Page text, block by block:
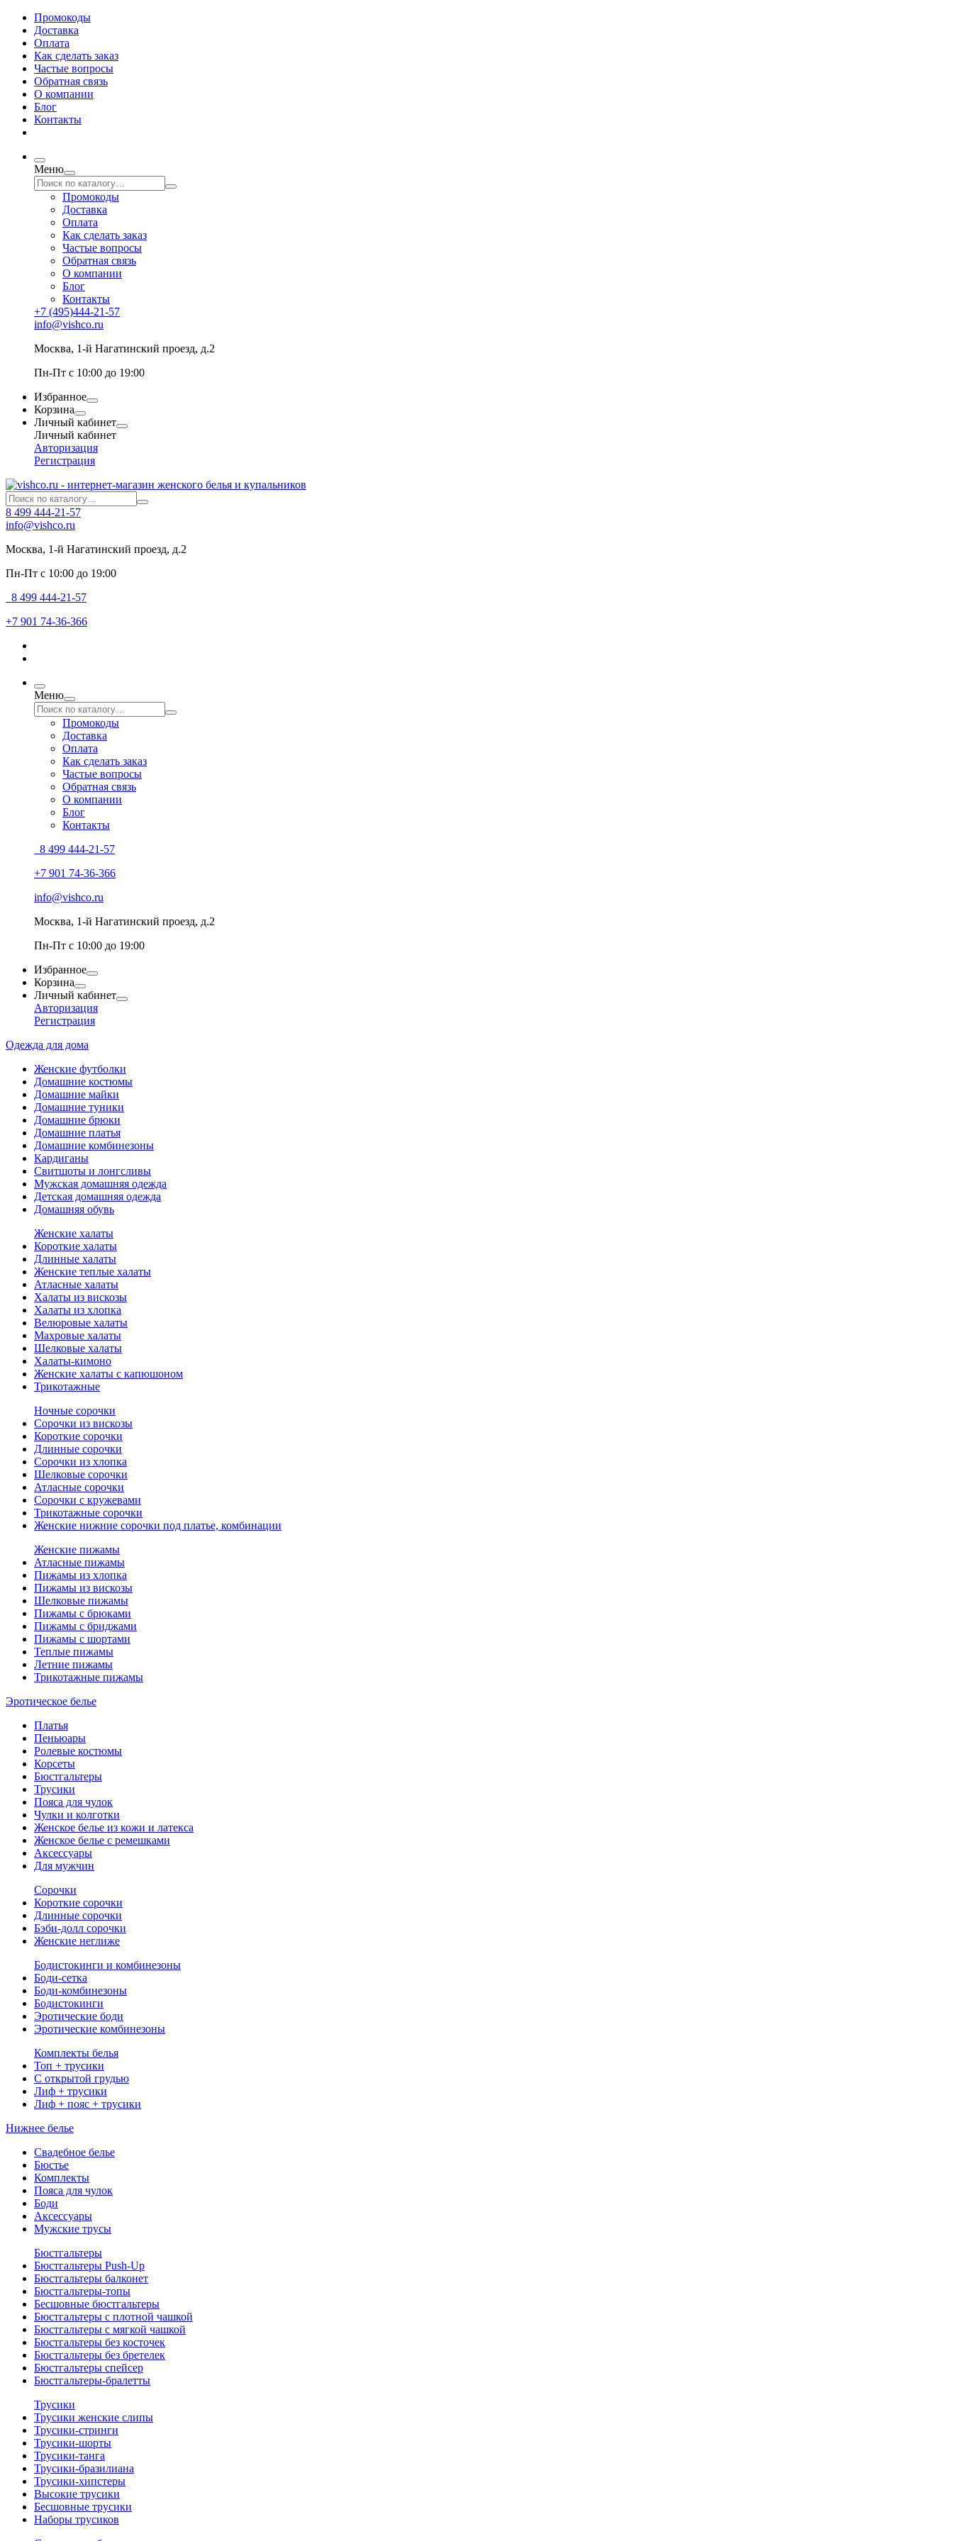
Промокоды
Доставка
Оплата
Как сделать заказ
Частые вопросы
Обратная связь
О компании
Блог
Контакты
Меню
Промокоды
Доставка
Оплата
Как сделать заказ
Частые вопросы
Обратная связь
О компании
Блог
Контакты
+7 (495)444-21-57
info@vishco.ru
Москва, 1-й Нагатинский проезд, д.2
Пн-Пт с 10:00 до 19:00
Избранное
Корзина
Личный кабинет
Личный кабинет
Авторизация
Регистрация
8 499 444-21-57
info@vishco.ru
Москва, 1-й Нагатинский проезд, д.2
Пн-Пт с 10:00 до 19:00
8 499 444-21-57
+7 901 74-36-366
Меню
Промокоды
Доставка
Оплата
Как сделать заказ
Частые вопросы
Обратная связь
О компании
Блог
Контакты
8 499 444-21-57
+7 901 74-36-366
info@vishco.ru
Москва, 1-й Нагатинский проезд, д.2
Пн-Пт с 10:00 до 19:00
Избранное
Корзина
Личный кабинет
Авторизация
Регистрация
Одежда для дома
Женские футболки
Домашние костюмы
Домашние майки
Домашние туники
Домашние брюки
Домашние платья
Домашние комбинезоны
Кардиганы
Свитшоты и лонгсливы
Мужская домашняя одежда
Детская домашняя одежда
Домашняя обувь
Женские халаты
Короткие халаты
Длинные халаты
Женские теплые халаты
Атласные халаты
Халаты из вискозы
Халаты из хлопка
Велюровые халаты
Махровые халаты
Шелковые халаты
Халаты-кимоно
Женские халаты с капюшоном
Трикотажные
Ночные сорочки
Сорочки из вискозы
Короткие сорочки
Длинные сорочки
Сорочки из хлопка
Шелковые сорочки
Атласные сорочки
Сорочки с кружевами
Трикотажные сорочки
Женские нижние сорочки под платье, комбинации
Женские пижамы
Атласные пижамы
Пижамы из хлопка
Пижамы из вискозы
Шелковые пижамы
Пижамы с брюками
Пижамы с бриджами
Пижамы с шортами
Теплые пижамы
Летние пижамы
Трикотажные пижамы
Эротическое белье
Платья
Пеньюары
Ролевые костюмы
Корсеты
Бюстгальтеры
Трусики
Пояса для чулок
Чулки и колготки
Женское белье из кожи и латекса
Женское белье с ремешками
Аксессуары
Для мужчин
Сорочки
Короткие сорочки
Длинные сорочки
Бэби-долл сорочки
Женские неглиже
Бодистокинги и комбинезоны
Боди-сетка
Боди-комбинезоны
Бодистокинги
Эротические боди
Эротические комбинезоны
Комплекты белья
Топ + трусики
С открытой грудью
Лиф + трусики
Лиф + пояс + трусики
Нижнее белье
Свадебное белье
Бюстье
Комплекты
Пояса для чулок
Боди
Аксессуары
Мужские трусы
Бюстгальтеры
Бюстгальтеры Push-Up
Бюстгальтеры балконет
Бюстгальтеры-топы
Бесшовные бюстгальтеры
Бюстгальтеры с плотной чашкой
Бюстгальтеры с мягкой чашкой
Бюстгальтеры без косточек
Бюстгальтеры без бретелек
Бюстгальтеры спейсер
Бюстгальтеры-бралетты
Трусики
Трусики женские слипы
Трусики-стринги
Трусики-шорты
Трусики-танга
Трусики-бразилиана
Трусики-хипстеры
Высокие трусики
Бесшовные трусики
Наборы трусиков